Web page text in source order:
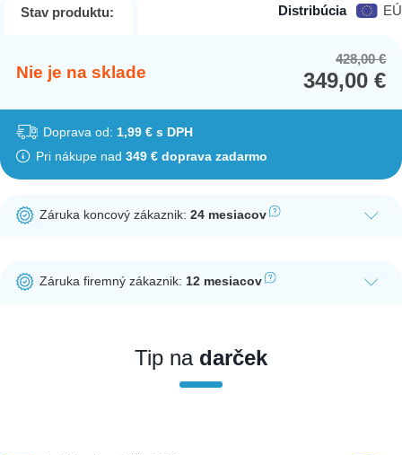
Stav produktu: Distribúcia EÚ
Nie je na sklade
428,00€
349,00€
Doprava od: 1,99 € s DPH
Pri nákupe nad 349 € doprava zadarmo
Záruka koncový zákaznik:24 mesiacov
potrebná registrácia zákazníckeho účtu.
Záruka firemný zákaznik:12 mesiacov
nakupovať ako firemný zákazník, musíte sa pred nákupom
registrovať. Registrácia podlieha overeniu.
Tip nadarček